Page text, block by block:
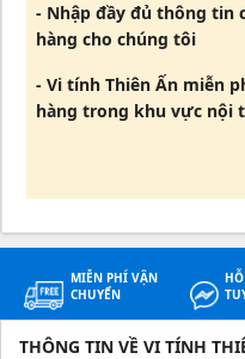
- Nhập đầy đủ thông tin
hàng cho chúng tôi
- Vi tính Thiên Ấn miễn
hàng trong khu vực nội
MIỄN PHÍ VẬN
CHUYỂN
THÔNG TIN VỀ VI TÍNH